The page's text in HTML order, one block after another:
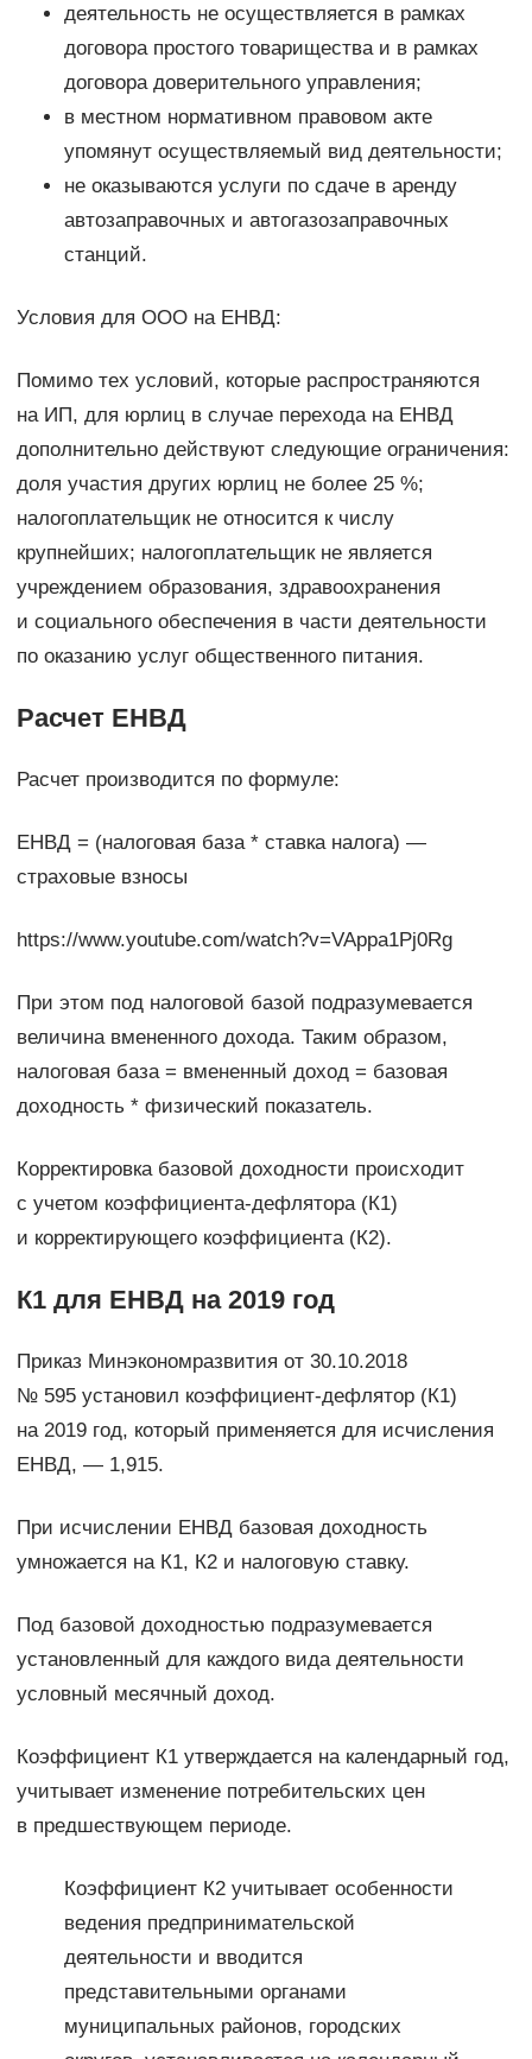
деятельность не осуществляется в рамках
договора простого товарищества и в рамках
договора доверительного управления;
в местном нормативном правовом акте
упомянут осуществляемый вид деятельности;
не оказываются услуги по сдаче в аренду
автозаправочных и автогазозаправочных
станций.
Условия для ООО на ЕНВД:
Помимо тех условий, которые распространяются
на ИП, для юрлиц в случае перехода на ЕНВД
дополнительно действуют следующие ограничения:
доля участия других юрлиц не более 25 %;
налогоплательщик не относится к числу
крупнейших; налогоплательщик не является
учреждением образования, здравоохранения
и социального обеспечения в части деятельности
по оказанию услуг общественного питания.
Расчет ЕНВД
Расчет производится по формуле:
ЕНВД = (налоговая база * ставка налога) —
страховые взносы
https://www.youtube.com/watch?v=VAppa1Pj0Rg
При этом под налоговой базой подразумевается
величина вмененного дохода. Таким образом,
налоговая база = вмененный доход = базовая
доходность * физический показатель.
Корректировка базовой доходности происходит
с учетом коэффициента-дефлятора (К1)
и корректирующего коэффициента (К2).
К1 для ЕНВД на 2019 год
Приказ Минэкономразвития от 30.10.2018
№ 595 установил коэффициент-дефлятор (К1)
на 2019 год, который применяется для исчисления
ЕНВД, — 1,915.
При исчислении ЕНВД базовая доходность
умножается на К1, К2 и налоговую ставку.
Под базовой доходностью подразумевается
установленный для каждого вида деятельности
условный месячный доход.
Коэффициент К1 утверждается на календарный год,
учитывает изменение потребительских цен
в предшествующем периоде.
Коэффициент К2 учитывает особенности
ведения предпринимательской
деятельности и вводится
представительными органами
муниципальных районов, городских